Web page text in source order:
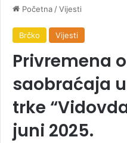
Početna /Vijesti
Brčko Vijesti
Privremena
saobraćaja
trke
juni 2025.